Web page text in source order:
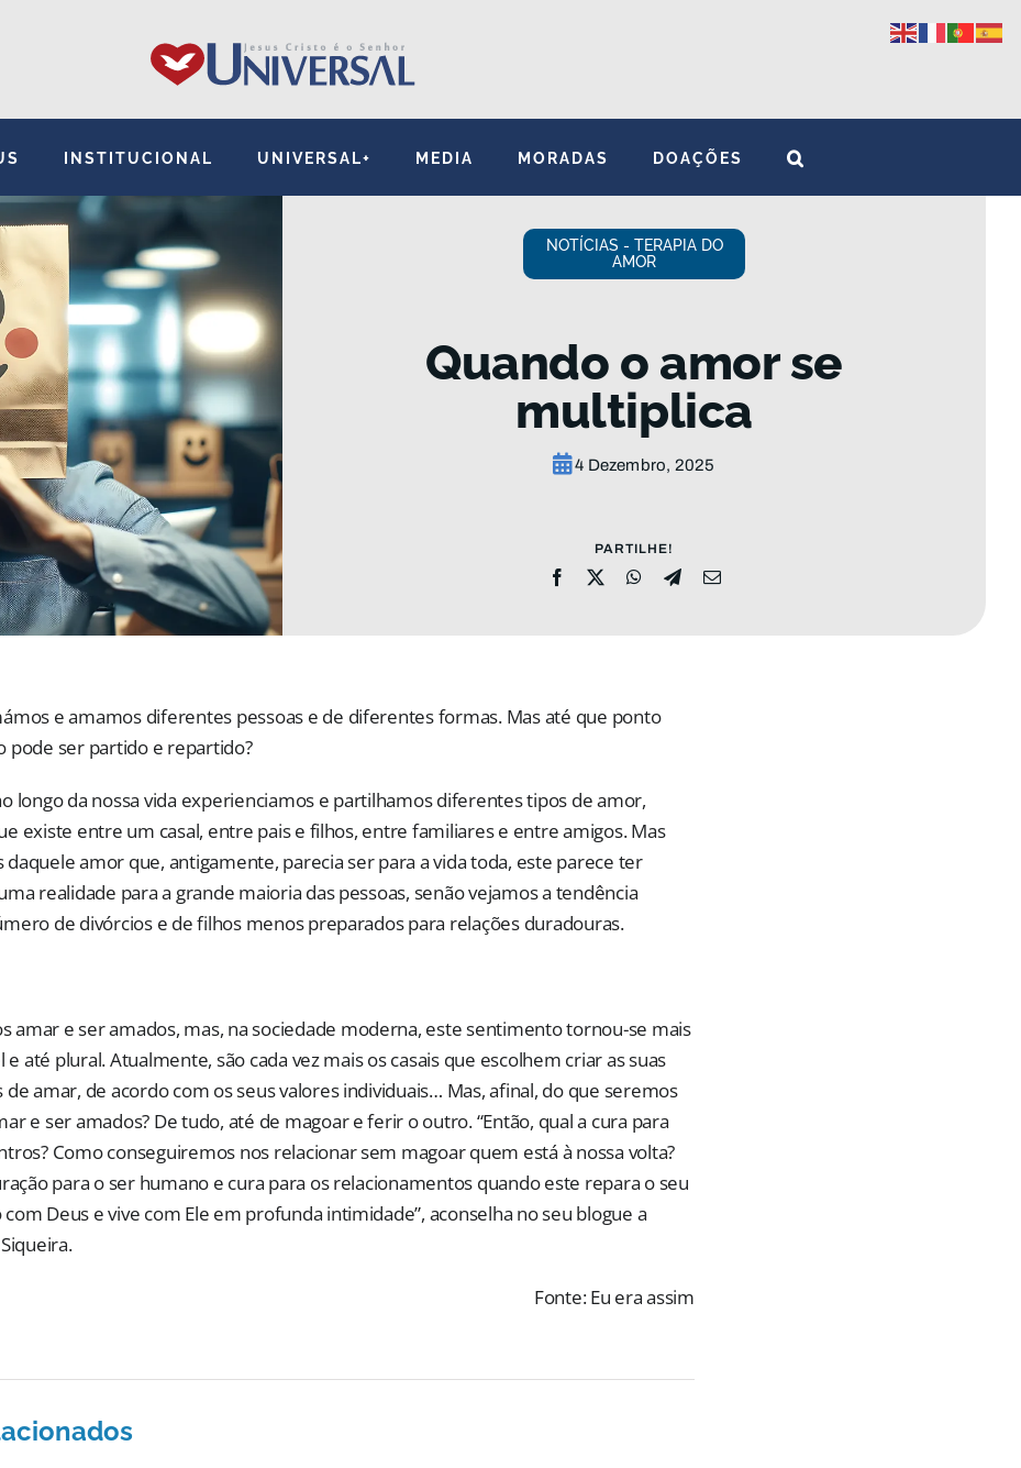
INSTITUCIONAL UNIVERSAL+ MEDIA MORADAS DOAÇÕES
NOTÍCIAS - TERAPIA DO
AMOR
Quando o amor se
multiplica
4 Dezembro, 2025
PARTILHE!
e amamos diferentes pessoas e de diferentes formas. Mas até que ponto
pode ser partido e repartido?
longo da nossa vida experienciamos e partilhamos diferentes tipos de amor,
existe entre um casal, entre pais e filhos, entre familiares e entre amigos. Mas
daquele amor que, antigamente, parecia ser para a vida toda, este parece ter
realidade para a grande maioria das pessoas, senão vejamos a tendência
de divórcios e de filhos menos preparados para relações duradouras.
amar e ser amados, mas, na sociedade moderna, este sentimento tornou-se mais
e até plural. Atualmente, são cada vez mais os casais que escolhem criar as suas
amar, de acordo com os seus valores individuais… Mas, afinal, do que seremos
e ser amados? De tudo, até de magoar e ferir o outro. “Então, qual a cura para
Como conseguiremos nos relacionar sem magoar quem está à nossa volta?
para o ser humano e cura para os relacionamentos quando este repara o seu
Deus e vive com Ele em profunda intimidade”, aconselha no seu blogue a
Fonte: Eu era assim